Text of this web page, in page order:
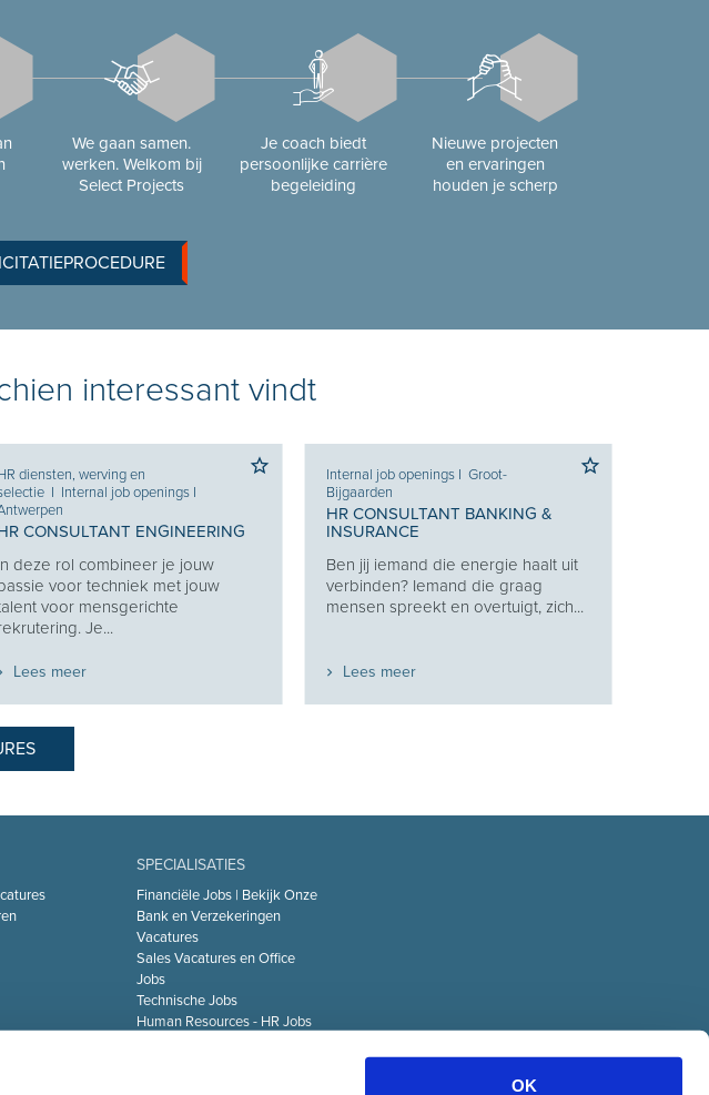
OK
We gaan samen.
werken. Welkom bij
Select Projects
Je coach biedt
persoonlijke carrière
begeleiding
Nieuwe projecten
en ervaringen
houden je scherp
interessant vindt
diensten, werving en
I Internal job openings I
CONSULTANT ENGINEERING
deze rol combineer je jouw
voor techniek met jouw
voor mensgerichte
Je...
Lees meer
Internal job openings I Groot-
Bijgaarden
HR CONSULTANT BANKING &
INSURANCE
Ben jij iemand die energie haalt uit
verbinden? Iemand die graag
mensen spreekt en overtuigt, zich...
Lees meer
SPECIALISATIES
Financiële Jobs | Bekijk Onze
Bank en Verzekeringen
Vacatures
Sales Vacatures en Office
Jobs
Technische Jobs
Human Resources - HR Jobs